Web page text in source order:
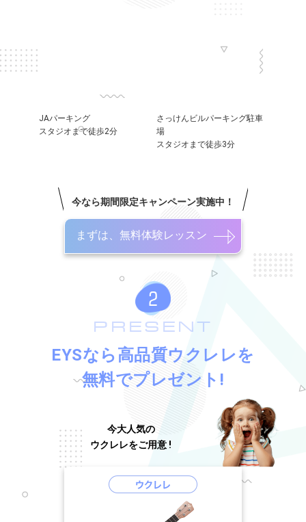
JAパーキング
スタジオまで徒歩2分
さっけんビルパーキング駐車
場
スタジオまで徒歩3分
今なら期間限定キャンペーン実施中！
まずは、無料体験レッスン
PRESENT
EYSなら高品質ウクレレを
無料でプレゼント!
今大人気の
ウクレレをご用意 !